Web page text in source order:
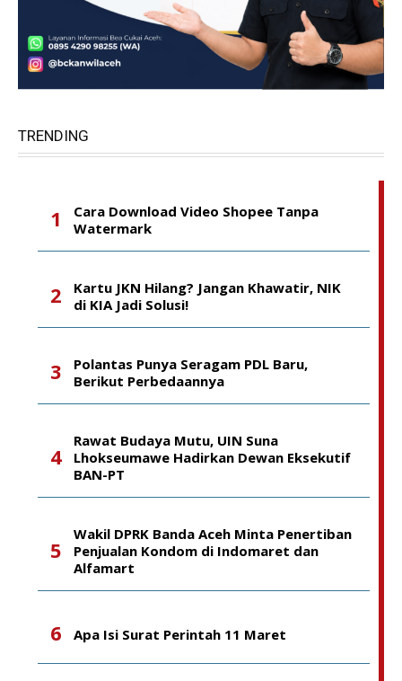
TRENDING
Cara Download Video Shopee Tanpa
Watermark
Kartu JKN Hilang? Jangan Khawatir, NIK
di KIA Jadi Solusi!
Polantas Punya Seragam PDL Baru,
Berikut Perbedaannya
Rawat Budaya Mutu, UIN Suna
Lhokseumawe Hadirkan Dewan Eksekutif
BAN-PT
Wakil DPRK Banda Aceh Minta Penertiban
Penjualan Kondom di Indomaret dan
Alfamart
Apa Isi Surat Perintah 11 Maret